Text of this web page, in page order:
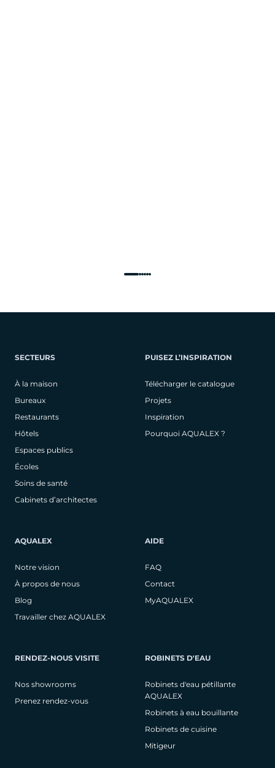
SECTEURS
À la maison
Bureaux
Restaurants
Hôtels
Espaces publics
Écoles
Soins de santé
Cabinets d’architectes
PUISEZ L’INSPIRATION
Télécharger le catalogue
Projets
Inspiration
Pourquoi AQUALEX ?
AQUALEX
Notre vision
À propos de nous
Blog
Travailler chez AQUALEX
AIDE
FAQ
Contact
MyAQUALEX
RENDEZ-NOUS VISITE
Nos showrooms
Prenez rendez-vous
ROBINETS D'EAU
Robinets d'eau pétillante
AQUALEX
Robinets à eau bouillante
Robinets de cuisine
Mitigeur